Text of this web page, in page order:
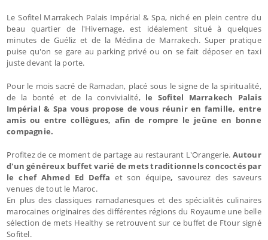
Le Sofitel Marrakech Palais Impérial & Spa, niché en plein centre du
beau quartier de l'Hivernage, est idéalement situé à quelques
minutes de Guéliz et de la Médina de Marrakech. Super pratique
puise qu'on se gare au parking privé ou on se fait déposer en taxi
juste devant la porte.
Pour le mois sacré de Ramadan, placé sous le signe de la spiritualité,
de la bonté et de la convivialité, le Sofitel Marrakech Palais
Impérial & Spa vous propose de vous réunir en famille, entre
amis ou entre collègues, afin de rompre le jeûne en bonne
compagnie.
Profitez de ce moment de partage au restaurant L'Orangerie. Autour
d'un généreux buffet varié de mets traditionnels concoctés par
le chef Ahmed Ed Deffa et son équipe, savourez des saveurs
venues de tout le Maroc.
En plus des classiques ramadanesques et des spécialités culinaires
marocaines originaires des différentes régions du Royaume une belle
sélection de mets Healthy se retrouvent sur ce buffet de Ftour signé
Sofitel.